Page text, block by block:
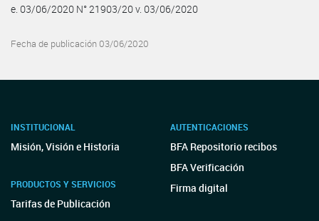
e. 03/06/2020 N° 21903/20 v. 03/06/2020
Fecha de publicación 03/06/2020
INSTITUCIONAL
Misión, Visión e Historia
PRODUCTOS Y SERVICIOS
Tarifas de Publicación
AUTENTICACIONES
BFA Repositorio recibos
BFA Verificación
Firma digital